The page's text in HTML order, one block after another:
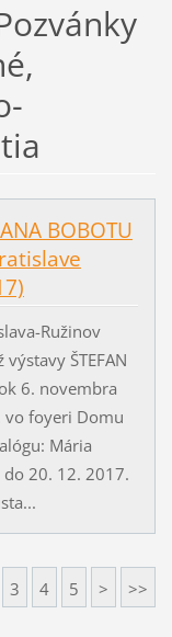
BOBOTU
Ružinov
ŠTEFAN
6. novembra
foyeri Domu
Mária
20. 12. 2017.
3 4 5 > >>